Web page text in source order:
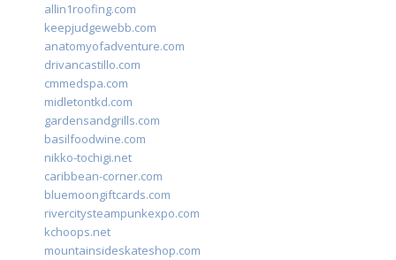
allin1roofing.com
keepjudgewebb.com
anatomyofadventure.com
drivancastillo.com
cmmedspa.com
midletontkd.com
gardensandgrills.com
basilfoodwine.com
nikko-tochigi.net
caribbean-corner.com
bluemoongiftcards.com
rivercitysteampunkexpo.com
kchoops.net
mountainsideskateshop.com